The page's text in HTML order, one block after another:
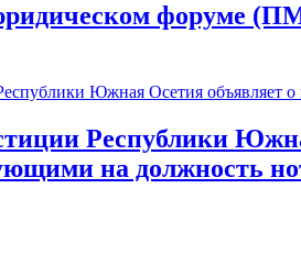
форуме
Республики
на должность